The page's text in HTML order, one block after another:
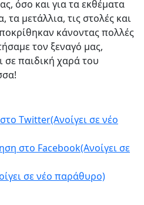
όσο και για τα εκθέματα
μετάλλια, τις στολές και
κάνοντας πολλές
τον ξεναγό μας,
σε παιδική χαρά του
Twitter(Ανοίγει σε νέο
στο Facebook(Ανοίγει σε
σε νέο παράθυρο)